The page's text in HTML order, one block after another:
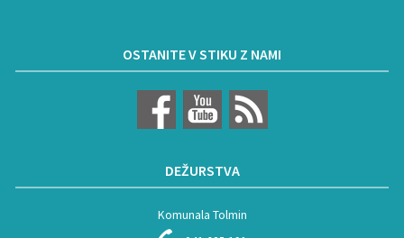
OSTANITE V STIKU Z NAMI
DEŽURSTVA
Komunala Tolmin